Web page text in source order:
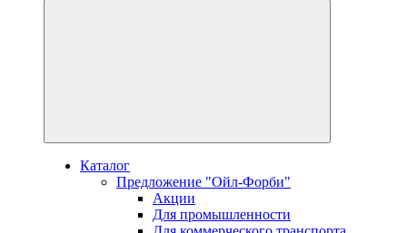
Каталог
Предложение "Ойл-Форби"
Акции
Для промышленности